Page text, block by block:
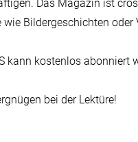
Das Magazin ist
wie Bildergeschichten oder
kann kostenlos abonniert
bei der Lektüre!